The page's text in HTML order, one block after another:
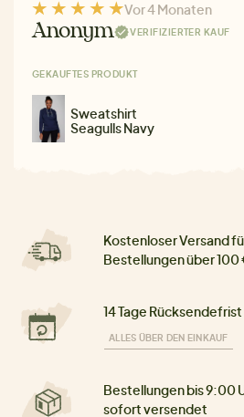
Vor 4 Monaten
Anonym VERIFIZIERTER KAUF
GEKAUFTES PRODUKT
Sweatshirt
Seagulls Navy
Kostenloser Versand
Bestellungen über 100
14 Tage Rücksendefrist
ALLES ÜBER DEN EINKAUF
Bestellungen bis 9:00
sofort versendet